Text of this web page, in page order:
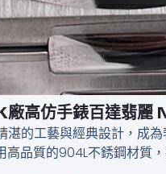
廠高仿手錶百達翡
湛的工藝與經典設計，成
品質的904L不銹鋼材質